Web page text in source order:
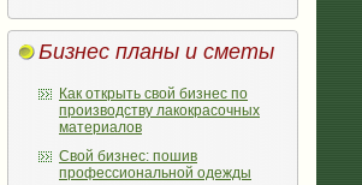
Бизнес планы и сметы
Как открыть свой бизнес по
производству лакокрасочных
материалов
Свой бизнес: пошив
профессиональной одежды